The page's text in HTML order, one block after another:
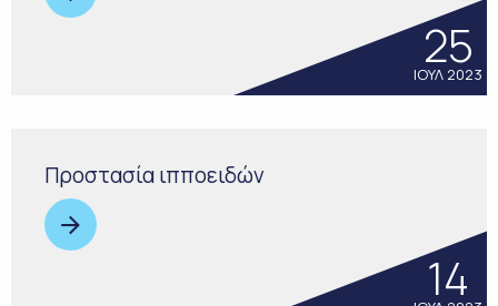
25
ΙΟΥΛ 2023
Προστασία ιπποειδών
14